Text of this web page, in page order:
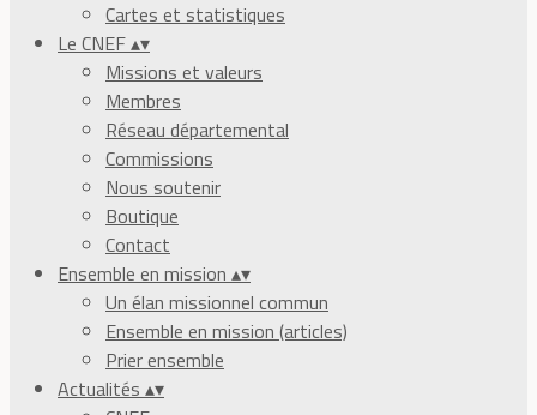
Cartes et statistiques
Le CNEF▴▾
Missions et valeurs
Membres
Réseau départemental
Commissions
Nous soutenir
Boutique
Contact
Ensemble en mission ▴▾
Un élan missionnel commun
Ensemble en mission (articles)
Prier ensemble
Actualités ▴▾